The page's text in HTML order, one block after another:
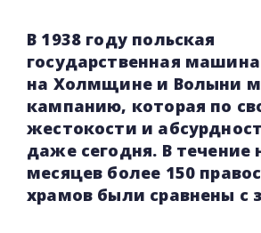
В 1938 году польская
государственная
на Холмщине и Волыни
кампанию, которая по
жестокости и
даже сегодня. В течение
месяцев более 150
храмов были сравнены с